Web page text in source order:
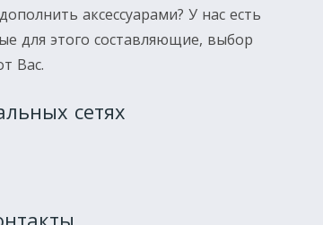
аксессуарами? У нас есть
для этого составляющие, выбор
Вас.
сетях